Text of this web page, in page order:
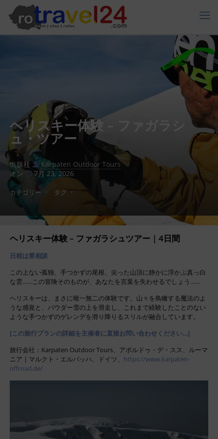
ヘリスキー体験 – ファガラシ
ュ・ツアー
出版社
Karpaten Outdoor Tours
オン
7月 23, 2026
カテゴリー タグ
ヘリスキー体験 – ファガラシュツアー | 4日間
日程は要相談
この上ない孤独、手つかずの尾根、尖った山頂に静かに浮かぶ真っ白
な雲……この冒険そのものが、あなたを言葉を失わせるでしょう……
ヘリスキーは、まさに唯一無二の体験です。山々を鳥瞰する魔法のよ
うな感覚と、パウダー雪の上を滑走し、これまで経験したことのない
ような手つかずのゲレンデを滑り降りるスリルが融合しています。
[この旅行プランの詳細を主催者に直接お問い合わせください…]
旅行会社：Karpaten Outdoor Tours、アポルドゥ・デ・スス、ルーマ
ニア | マルクト・エルバッハ、ドイツ、 https://www.karpaten-
offroad.de/